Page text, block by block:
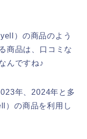
）の商品のよう
商品は、口コミな
んですね♪
年、2024年と多
）の商品を利用し